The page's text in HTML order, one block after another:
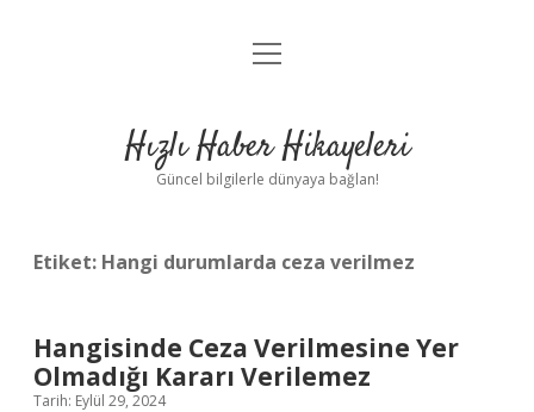
Anasayfa
Yasal Uyarı
menüyü
Hızlı Haber Hikayeleri
Güncel bilgilerle dünyaya bağlan!
Etiket: Hangi durumlarda ceza verilmez
Hangisinde Ceza Verilmesine Yer
Olmadığı Kararı Verilemez
Tarih: Eylül 29, 2024